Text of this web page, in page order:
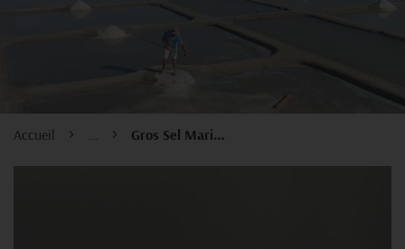
Accueil Gros Sel Marin Barbecue